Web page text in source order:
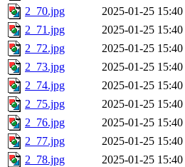
2_70.jpg
2025-01-25 15:40
2_71.jpg
2025-01-25 15:40
2_72.jpg
2025-01-25 15:40
2_73.jpg
2025-01-25 15:40
2_74.jpg
2025-01-25 15:40
2_75.jpg
2025-01-25 15:40
2_76.jpg
2025-01-25 15:40
2_77.jpg
2025-01-25 15:40
2_78.jpg
2025-01-25 15:40